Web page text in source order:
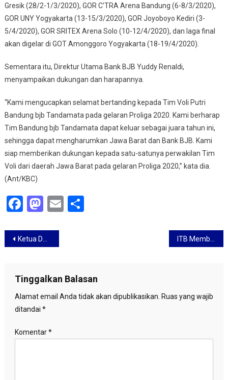
Gresik (28/2-1/3/2020), GOR C’TRA Arena Bandung (6-8/3/2020),
GOR UNY Yogyakarta (13-15/3/2020), GOR Joyoboyo Kediri (3-
5/4/2020), GOR SRITEX Arena Solo (10-12/4/2020), dan laga final
akan digelar di GOT Amonggoro Yogyakarta (18-19/4/2020).
Sementara itu, Direktur Utama Bank BJB Yuddy Renaldi,
menyampaikan dukungan dan harapannya.
“Kami mengucapkan selamat bertanding kepada Tim Voli Putri
Bandung bjb Tandamata pada gelaran Proliga 2020. Kami berharap
Tim Bandung bjb Tandamata dapat keluar sebagai juara tahun ini,
sehingga dapat mengharumkan Jawa Barat dan Bank BJB. Kami
siap memberikan dukungan kepada satu-satunya perwakilan Tim
Voli dari daerah Jawa Barat pada gelaran Proliga 2020,” kata dia.
(Ant/KBC)
Facebook
Mastodon
EmailShare
Navigasi
Ketua DPD RI Dukung Roadmap Erick Thohir Tata Wajah BUMN ITB Memberikan Gelar Doktor HC kepada Menteri PUPR Basuki Hadimuljono
Tinggalkan Balasan
Alamat email Anda tidak akan dipublikasikan. Ruas yang wajib
ditandai *
Komentar*